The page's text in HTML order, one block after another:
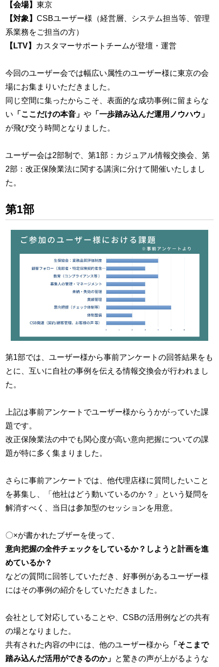
【会場】東京
【対象】CSBユーザー様（経営層、システム担当等、管理
系業務をご担当の方）
【LTV】
カスタマーサポートチームが登壇・運営
今回のユーザー会では幅広い属性のユーザー様に東京の会
場にお集まりいただきました。
同じ空間に集ったからこそ、表面的な成功事例に留まらな
い 「ここだけの本音」や 「一歩踏み込んだ運用ノウハウ」
が飛び交う時間となりました。
ユーザー会は2部制で、第1部：カジュアル情報交換会、第
2部：改正保険業法に関する講演に分けて開催いたしまし
た。
第1部
第1部では、ユーザー様から事前アンケートの回答結果をも
とに、互いに自社の事例を伝える情報交換会が行われまし
た。
上記は事前アンケートでユーザー様からうかがっていた課
題です。
改正保険業法の中でも関心度が高い意向把握についての課
題が特に多く集まりました。
さらに事前アンケートでは、他代理店様に質問したいこと
を募集し、「他社はどう動いているのか？」という疑問を
解消すべく、当日は参加型のセッションを用意。
〇×が書かれたブザーを使って、
意向把握の全件チェックをしているか？しようと計画を進
めているか？
などの質問に回答していただき、好事例があるユーザー様
にはその事例の紹介をしていただきました。
会社として対応していることや、CSBの活用例などの共有
の場となりました。
共有された内容の中には、他のユーザー様から
「そこまで
踏み込んだ活用ができるのか」 と驚きの声が上がるような